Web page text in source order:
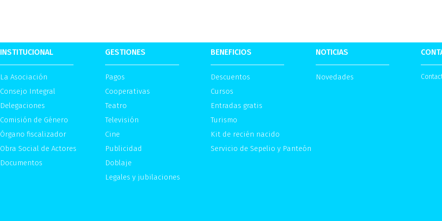
INSTITUCIONAL
La Asociación
Consejo Integral
Delegaciones
Comisión de Género
Órgano fiscalizador
Obra Social de Actores
Documentos
GESTIONES
Pagos
Cooperativas
Teatro
Televisión
Cine
Publicidad
Doblaje
Legales y jubilaciones
BENEFICIOS
Descuentos
Cursos
Entradas gratis
Turismo
Kit de recién nacido
Servicio de Sepelio y Panteón
NOTICIAS
Novedades